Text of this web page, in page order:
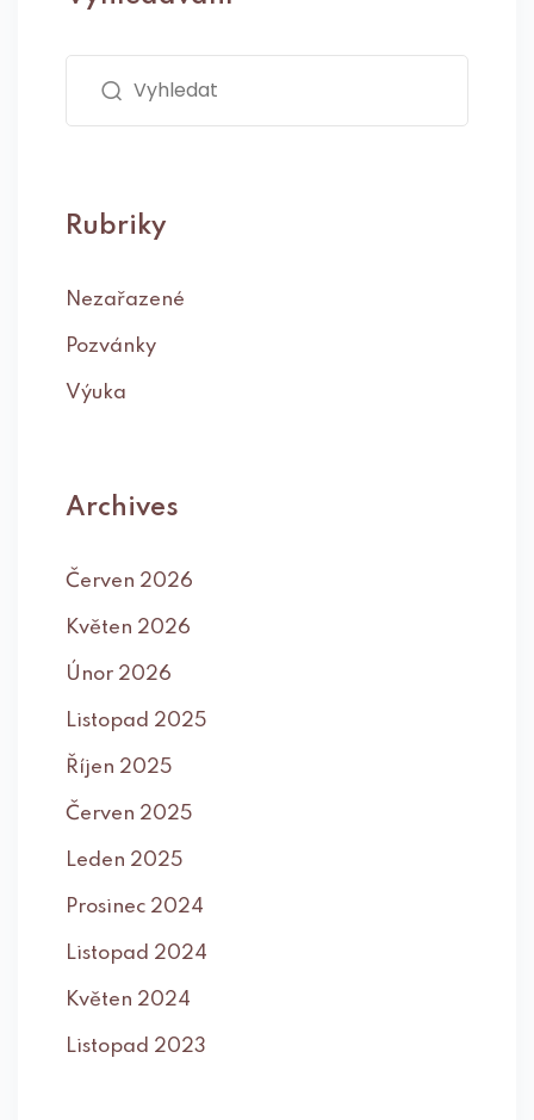
Rubriky
Nezařazené
Pozvánky
Výuka
Archives
Červen 2026
Květen 2026
Únor 2026
Listopad 2025
Říjen 2025
Červen 2025
Leden 2025
Prosinec 2024
Listopad 2024
Květen 2024
Listopad 2023